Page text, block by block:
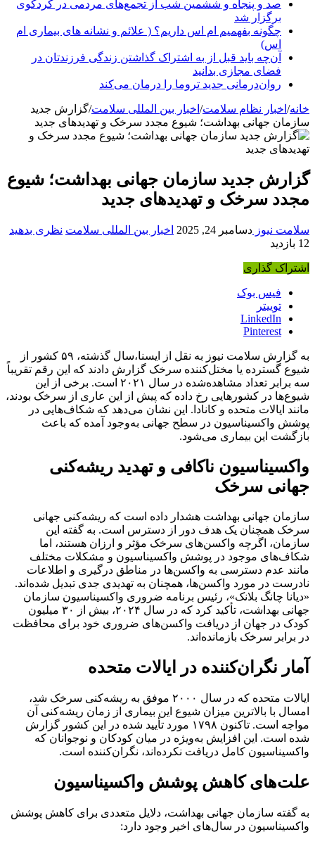
صد و پنجاه‌ و ششمین شب از تجمع‌های مردمی در کردکوی
برگزار شد
چگونه بفهمیم ام اس داریم؟ ( علائم و نشانه های بیماری ام
اس)
آن‌چه باید قبل از به اشتراک گذاشتن زندگی فرزندتان در
فضای مجازی بدانید
روان‌درمانی جدید تروما را درمان می‌کند
خانه/ اخبار نظام سلامت/ اخبار بین المللی سلامت/گزارش جدید
سازمان جهانی بهداشت؛ شیوع مجدد سرخک و تهدیدهای جدید
گزارش جدید سازمان جهانی بهداشت؛ شیوع
مجدد سرخک و تهدیدهای جدید
سلامت نیوز دسامبر 24, 2025 اخبار بین المللی سلامت نظری بدهید
12 بازدید
اشتراک گذاری
فیس بوک
توییتر
LinkedIn
Pinterest
به گزارش سلامت نیوز به نقل از ایسنا،سال گذشته، ۵۹ کشور از
شیوع گسترده یا مختل‌کننده سرخک گزارش دادند که این رقم تقریباً
سه برابر تعداد مشاهده‌شده در سال ۲۰۲۱ است. برخی از این
شیوع‌ها در کشورهایی رخ داده که پیش از این عاری از سرخک بودند،
مانند ایالات متحده و کانادا. این نشان می‌دهد که شکاف‌هایی در
پوشش واکسیناسیون در سطح جهانی به‌وجود آمده که باعث
بازگشت این بیماری می‌شود.
واکسیناسیون ناکافی و تهدید ریشه‌کنی
جهانی سرخک
سازمان جهانی بهداشت هشدار داده است که ریشه‌کنی جهانی
سرخک همچنان یک هدف دور از دسترس است. به گفته این
سازمان، اگرچه واکسن‌های سرخک مؤثر و ارزان هستند، اما
شکاف‌های موجود در پوشش واکسیناسیون و مشکلات مختلف
مانند عدم دسترسی به واکسن‌ها در مناطق درگیری و اطلاعات
نادرست در مورد واکسن‌ها، همچنان به تهدیدی جدی تبدیل شده‌اند.
«دیانا چانگ بلانک»، رئیس برنامه ضروری واکسیناسیون سازمان
جهانی بهداشت، تأکید کرد که در سال ۲۰۲۴، بیش از ۳۰ میلیون
کودک در جهان از دریافت واکسن‌های ضروری خود برای محافظت
در برابر سرخک بازمانده‌اند.
آمار نگران‌کننده در ایالات متحده
ایالات متحده که در سال ۲۰۰۰ موفق به ریشه‌کنی سرخک شد،
امسال با بالاترین میزان شیوع این بیماری از زمان ریشه‌کنی آن
مواجه است. تاکنون ۱۷۹۸ مورد تأیید شده در این کشور گزارش
شده است. این افزایش به‌ویژه در میان کودکان و نوجوانان که
واکسیناسیون کامل دریافت نکرده‌اند، نگران‌کننده است.
علت‌های کاهش پوشش واکسیناسیون
به گفته سازمان جهانی بهداشت، دلایل متعددی برای کاهش پوشش
واکسیناسیون در سال‌های اخیر وجود دارد: